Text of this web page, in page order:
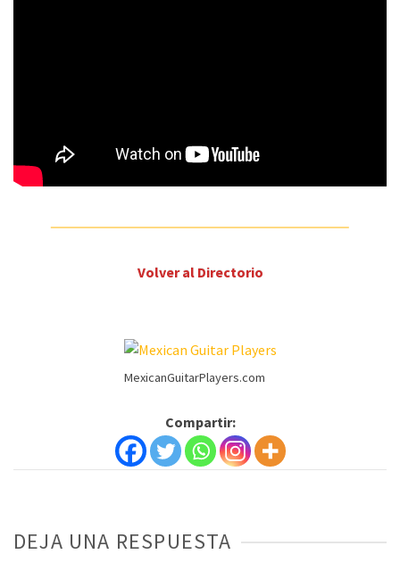
Volver al Directorio
MexicanGuitarPlayers.com
Compartir:
DEJA UNA RESPUESTA